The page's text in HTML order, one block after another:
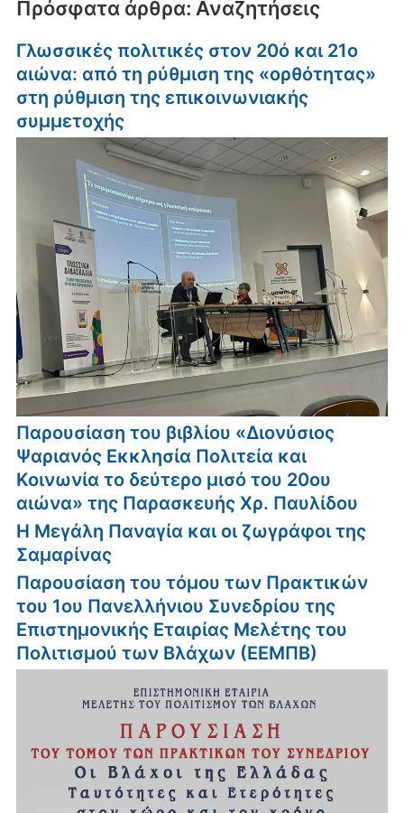
Πρόσφατα άρθρα: Αναζητήσεις
Γλωσσικές πολιτικές στον 20ό και 21ο
αιώνα: από τη ρύθμιση της «ορθότητας»
στη ρύθμιση της επικοινωνιακής
συμμετοχής
Παρουσίαση του βιβλίου «Διονύσιος
Ψαριανός Εκκλησία Πολιτεία και
Κοινωνία το δεύτερο μισό του 20ου
αιώνα» της Παρασκευής Χρ. Παυλίδου
Η Μεγάλη Παναγία και οι ζωγράφοι της
Σαμαρίνας
Παρουσίαση του τόμου των Πρακτικών
του 1ου Πανελλήνιου Συνεδρίου της
Επιστημονικής Εταιρίας Μελέτης του
Πολιτισμού των Βλάχων (ΕΕΜΠΒ)